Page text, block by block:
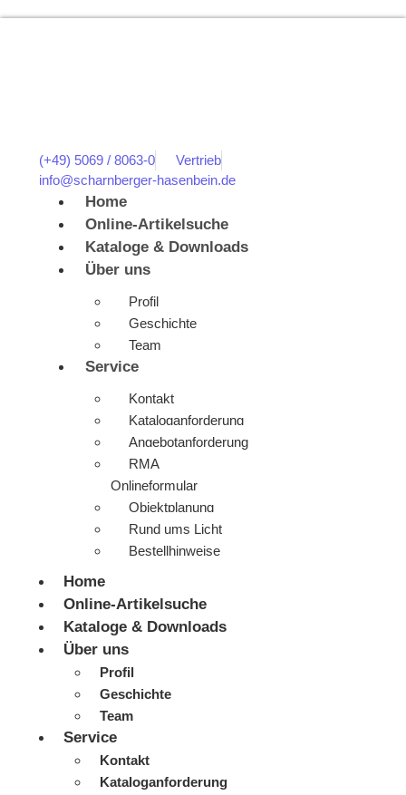
(+49) 5069 / 8063-0
Vertrieb
info@scharnberger-hasenbein.de
Home
Online-Artikelsuche
Kataloge & Downloads
Über uns
Profil
Geschichte
Team
Service
Kontakt
Kataloganforderung
Angebotanforderung
RMA
Onlineformular
Objektplanung
Rund ums Licht
Bestellhinweise
Home
Online-Artikelsuche
Kataloge & Downloads
Über uns
Profil
Geschichte
Team
Service
Kontakt
Kataloganforderung